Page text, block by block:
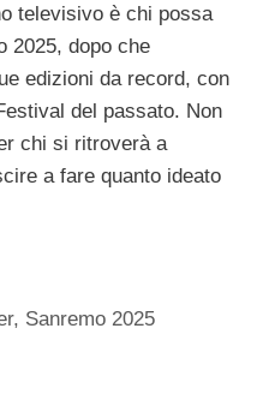
televisivo è chi possa
2025, dopo che
edizioni da record, con
del passato. Non
chi si ritroverà a
a fare quanto ideato
, Sanremo 2025